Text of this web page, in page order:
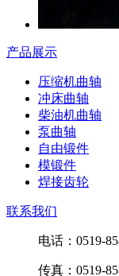
产品展示
压缩机曲轴
冲床曲轴
柴油机曲轴
泵曲轴
自由锻件
模锻件
焊接齿轮
联系我们
电话：0519-
传真：0519-